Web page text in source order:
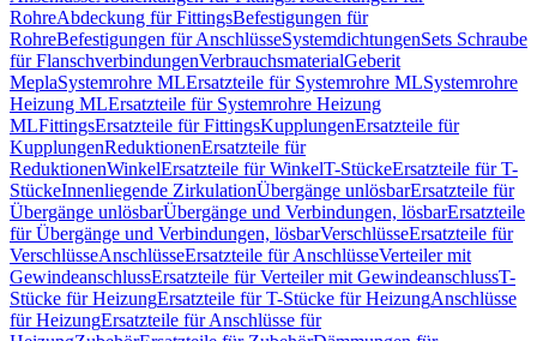
RohreAbdeckung für FittingsBefestigungen für
RohreBefestigungen für AnschlüsseSystemdichtungenSets Schraube
für FlanschverbindungenVerbrauchsmaterialGeberit
MeplaSystemrohre MLErsatzteile für Systemrohre MLSystemrohre
Heizung MLErsatzteile für Systemrohre Heizung
MLFittingsErsatzteile für FittingsKupplungenErsatzteile für
KupplungenReduktionenErsatzteile für
ReduktionenWinkelErsatzteile für WinkelT-StückeErsatzteile für T-
StückeInnenliegende ZirkulationÜbergänge unlösbarErsatzteile für
Übergänge unlösbarÜbergänge und Verbindungen, lösbarErsatzteile
für Übergänge und Verbindungen, lösbarVerschlüsseErsatzteile für
VerschlüsseAnschlüsseErsatzteile für AnschlüsseVerteiler mit
GewindeanschlussErsatzteile für Verteiler mit GewindeanschlussT-
Stücke für HeizungErsatzteile für T-Stücke für HeizungAnschlüsse
für HeizungErsatzteile für Anschlüsse für